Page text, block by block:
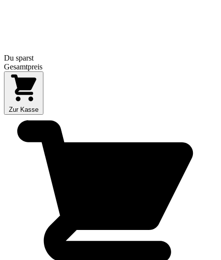
Du sparst
Gesamtpreis
Zur Kasse